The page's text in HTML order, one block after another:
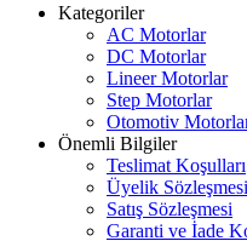
Kategoriler
AC Motorlar
DC Motorlar
Lineer Motorlar
Step Motorlar
Otomotiv
Önemli Bilgiler
Teslimat Koşulları
Üyelik Sözleşmesi
Satış Sözleşmesi
Garanti ve İade